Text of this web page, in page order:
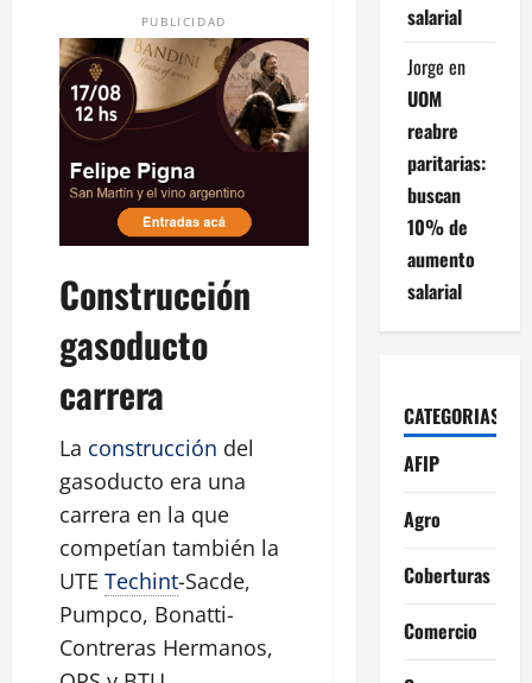
PUBLICIDAD
Construcción
gasoducto
carrera
La construcción del
gasoducto era una
carrera en la que
competían también la
UTE Techint-Sacde,
Pumpco, Bonatti-
Contreras Hermanos,
salarial
Jorge en
UOM
reabre
paritarias:
buscan
10% de
aumento
salarial
CATEGORIAS
AFIP
Agro
Coberturas
Comercio